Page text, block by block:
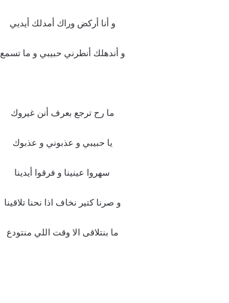
و أنا أركض وراك أمدلك أيديي
و أندهلك أنطرني حبيبي و ما تسمع
ما رح ترجع بعرف أنن غيروك
يا حبيبي و عذبوني و عذبوك
سهروا عينينا و فرقوا أيدينا
و صرنا كتير نخاف اذا نحنا تلاقينا
ما بنتلاقى الا وقت اللي منتودع